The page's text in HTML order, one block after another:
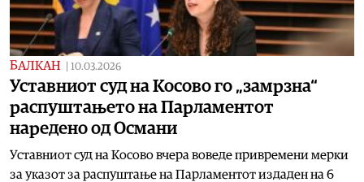
БАЛКАН 10.03.2026
Уставниот суд на Косово го „замрзна“
распуштањето на Парламентот
наредено од Османи
Уставниот суд на Косово вчера воведе привремени мерки
за указот за распуштање на Парламентот издаден на 6